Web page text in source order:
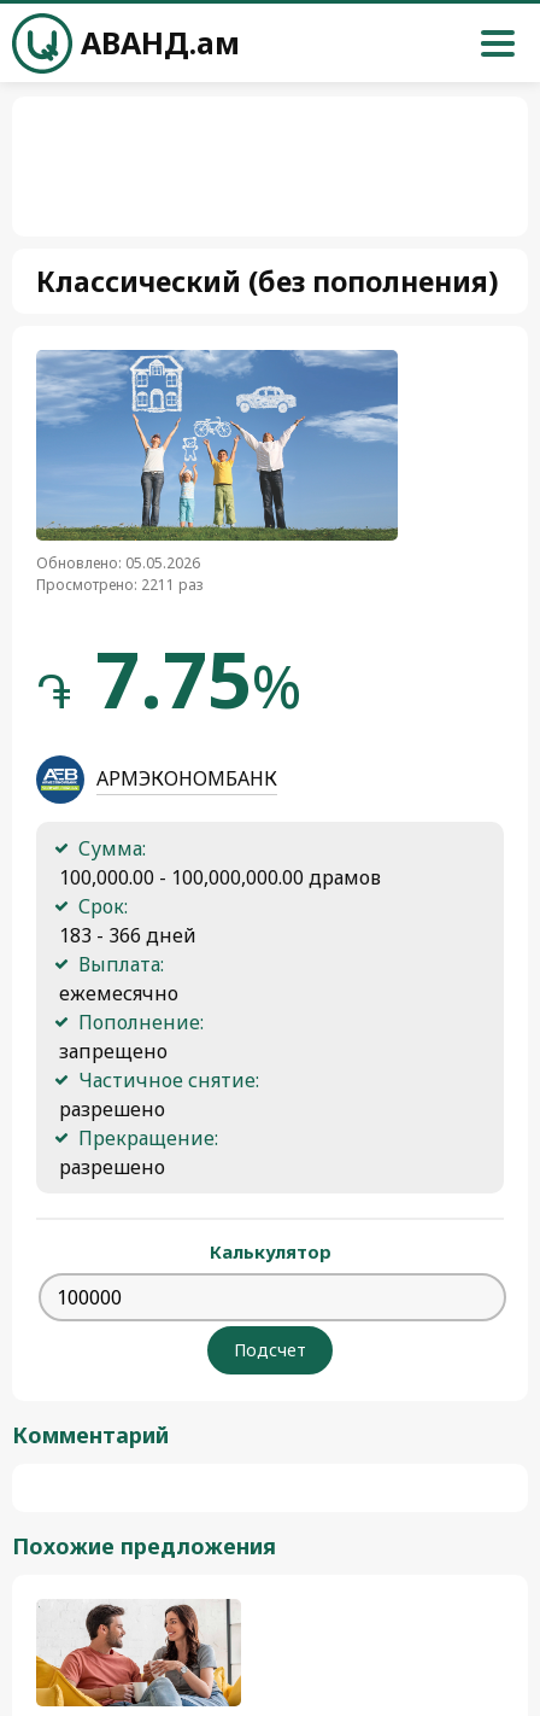
АВАНД.ам
Классический (без пополнения)
Обновлено: 05.05.2026
Просмотрено: 2211 раз
֏ 7.75%
АРМЭКОНОМБАНК
Сумма:
100,000.00 - 100,000,000.00 драмов
Срок:
183 - 366 дней
Выплата:
ежемесячно
Пополнение:
запрещено
Частичное снятие:
разрешено
Прекращение:
разрешено
Калькулятор
Комментарий
Похожие предложения